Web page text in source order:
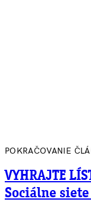
POKRAČOVANIE
VYHRAJTE
Sociálne